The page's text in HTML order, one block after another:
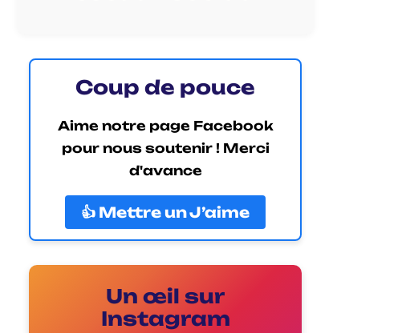
Coup de pouce
Aime notre page Facebook
pour nous soutenir ! Merci
d'avance
👍 Mettre un J’aime
Un œil sur
Instagram